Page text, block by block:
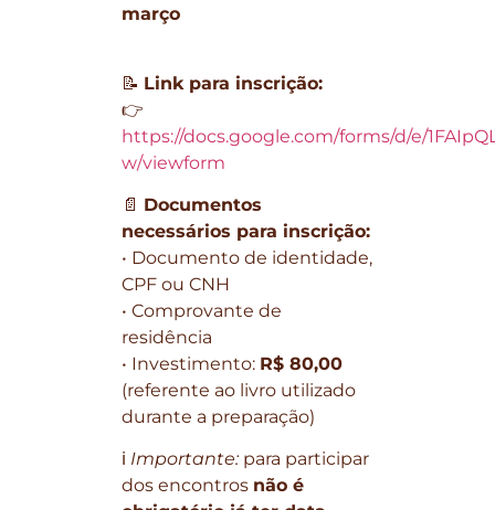
março
📝 Link para inscrição:
👉
https://docs.google.com/forms/d/e/
w/viewform
📄 Documentos
necessários para inscrição:
• Documento de identidade,
CPF ou CNH
• Comprovante de
residência
• Investimento: R$ 80,00
(referente ao livro utilizado
durante a preparação)
ℹ️ Importante:para participar
dos encontros não é